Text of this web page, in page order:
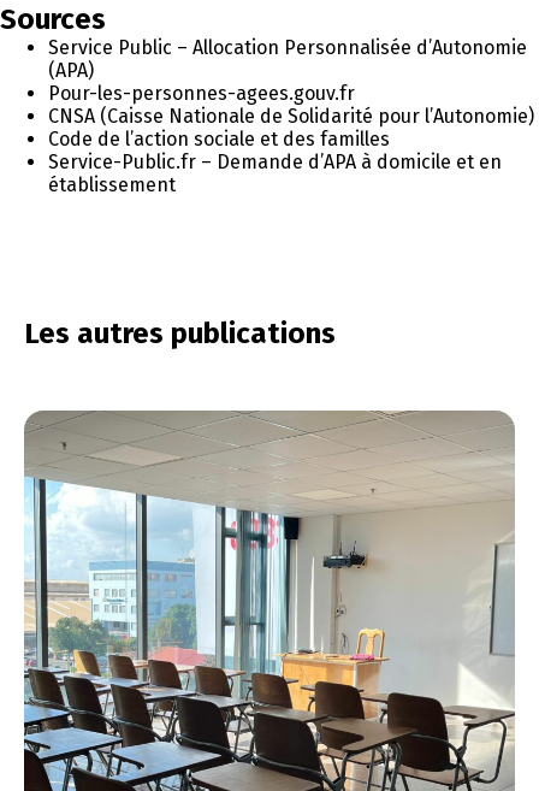
Sources
Service Public – Allocation Personnalisée d’Autonomie
(APA)
Pour-les-personnes-agees.gouv.fr
CNSA (Caisse Nationale de Solidarité pour l’Autonomie)
Code de l’action sociale et des familles
Service-Public.fr – Demande d’APA à domicile et en
établissement
Les autres publications